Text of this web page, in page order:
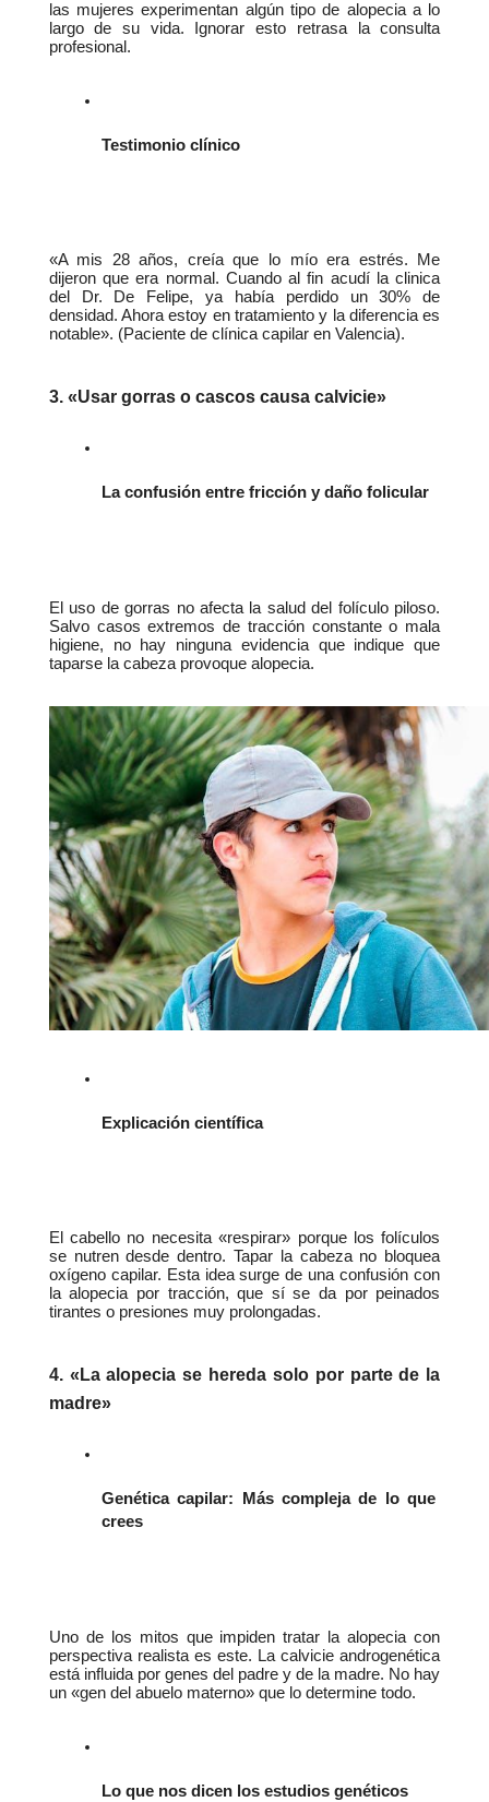
las mujeres experimentan algún tipo de alopecia a lo
largo de su vida. Ignorar esto retrasa la consulta
profesional.
Testimonio clínico
«A mis 28 años, creía que lo mío era estrés. Me
dijeron que era normal. Cuando al fin acudí la clinica
del Dr. De Felipe, ya había perdido un 30% de
densidad. Ahora estoy en tratamiento y la diferencia es
notable». (Paciente de clínica capilar en Valencia).
3. «Usar gorras o cascos causa calvicie»
La confusión entre fricción y daño folicular
El uso de gorras no afecta la salud del folículo piloso.
Salvo casos extremos de tracción constante o mala
higiene, no hay ninguna evidencia que indique que
taparse la cabeza provoque alopecia.
Explicación científica
El cabello no necesita «respirar» porque los folículos
se nutren desde dentro. Tapar la cabeza no bloquea
oxígeno capilar. Esta idea surge de una confusión con
la alopecia por tracción, que sí se da por peinados
tirantes o presiones muy prolongadas.
4. «La alopecia se hereda solo por parte de la
madre»
Genética capilar: Más compleja de lo que
crees
Uno de los mitos que impiden tratar la alopecia con
perspectiva realista es este. La calvicie androgenética
está influida por genes del padre y de la madre. No hay
un «gen del abuelo materno» que lo determine todo.
Lo que nos dicen los estudios genéticos